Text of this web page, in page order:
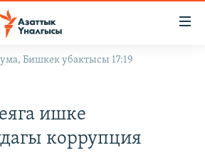
Бишкек убактысы 17:19
ишке
коррупция